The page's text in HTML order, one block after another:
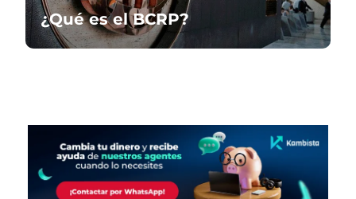
¿Qué es el BCRP?